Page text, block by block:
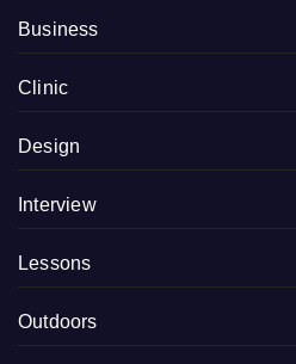
Business
Clinic
Design
Interview
Lessons
Outdoors